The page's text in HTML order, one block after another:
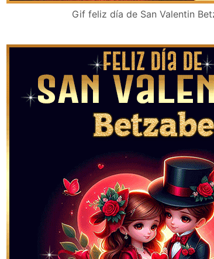
Gif feliz día de San Valentin